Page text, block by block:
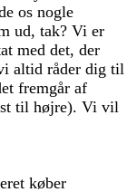
os nogle
ud, tak? Vi er
med det, der
altid råder dig til
fremgår af
til højre). Vi vil
køber